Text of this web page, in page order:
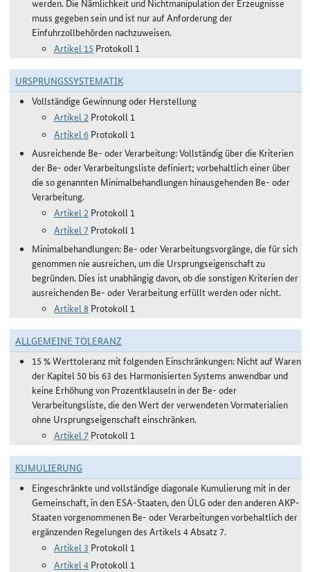
werden. Die Nämlichkeit und Nichtmanipulation der Erzeugnisse
muss gegeben sein und ist nur auf Anforderung der
Einfuhrzollbehörden nachzuweisen.
Artikel 15 Protokoll 1
URSPRUNGSSYSTEMATIK
Vollständige Gewinnung oder Herstellung
Artikel 2 Protokoll 1
Artikel 6 Protokoll 1
Ausreichende Be- oder Verarbeitung: Vollständig über die Kriterien
der Be- oder Verarbeitungsliste definiert; vorbehaltlich einer über
die so genannten Minimalbehandlungen hinausgehenden Be- oder
Verarbeitung.
Artikel 2 Protokoll 1
Artikel 7 Protokoll 1
Minimalbehandlungen: Be- oder Verarbeitungsvorgänge, die für sich
genommen nie ausreichen, um die Ursprungseigenschaft zu
begründen. Dies ist unabhängig davon, ob die sonstigen Kriterien der
ausreichenden Be- oder Verarbeitung erfüllt werden oder nicht.
Artikel 8 Protokoll 1
ALLGEMEINE TOLERANZ
15 % Werttoleranz mit folgenden Einschränkungen: Nicht auf Waren
der Kapitel 50 bis 63 des Harmonisierten Systems anwendbar und
keine Erhöhung von Prozentklauseln in der Be- oder
Verarbeitungsliste, die den Wert der verwendeten Vormaterialien
ohne Ursprungseigenschaft einschränken.
Artikel 7 Protokoll 1
KUMULIERUNG
Eingeschränkte und vollständige diagonale Kumulierung mit in der
Gemeinschaft, in den ESA-Staaten, den ÜLG oder den anderen AKP-
Staaten vorgenommenen Be- oder Verarbeitungen vorbehaltlich der
ergänzenden Regelungen des Artikels 4 Absatz 7.
Artikel 3 Protokoll 1
Artikel 4 Protokoll 1